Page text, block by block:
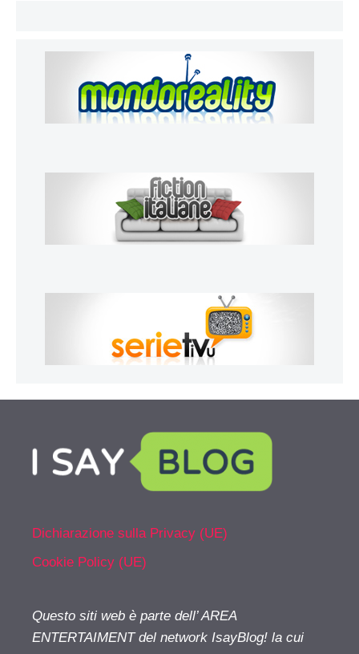
Dichiarazione sulla Privacy (UE)
Cookie Policy (UE)
Questo siti web è parte dell’ AREA
ENTERTAIMENT del network IsayBlog! la cui